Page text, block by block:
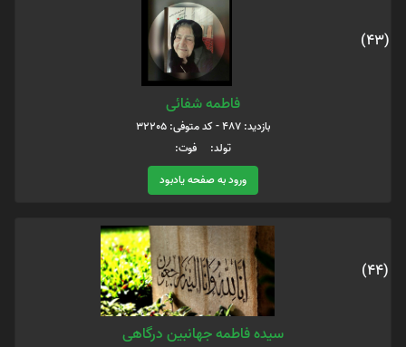
(43)
فاطمه شفائی
بازدید: 487 - کد متوفی: 32205
تولد: فوت:
ورود به صفحه یادبود
(44)
سیده فاطمه جهانبین درگاهی